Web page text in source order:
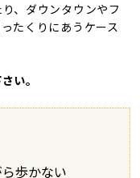
、ダウンタウンやフ
たくりにあうケース
い。
歩かない